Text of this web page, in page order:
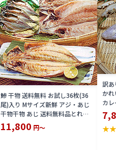
鯵 干物 送料無料 お試し36枚(36
尾)入り Mサイズ新鮮 アジ・あじ
干物干物 あじ 送料無料品とれた
て鯵のひもの 身をほぐせば鯵 茶
漬にも 送料込 価格 限定 楽天 通
11,800 円～
訳あ
か
カ
シ
干
訳ア
★